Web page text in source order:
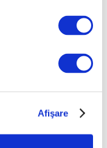
Afişare